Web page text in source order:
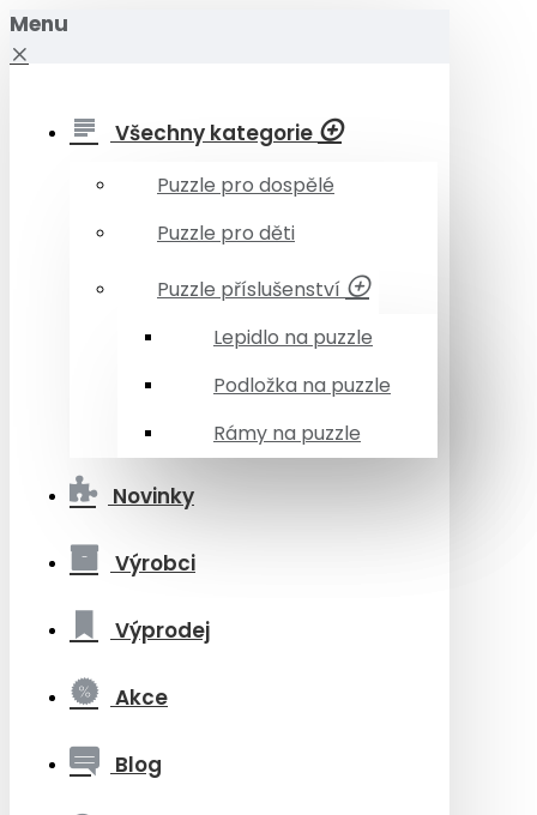
Menu
Všechny kategorie
Puzzle pro dospělé
Puzzle pro děti
Puzzle příslušenství
Lepidlo na puzzle
Podložka na puzzle
Rámy na puzzle
Novinky
Výrobci
Výprodej
Akce
Blog